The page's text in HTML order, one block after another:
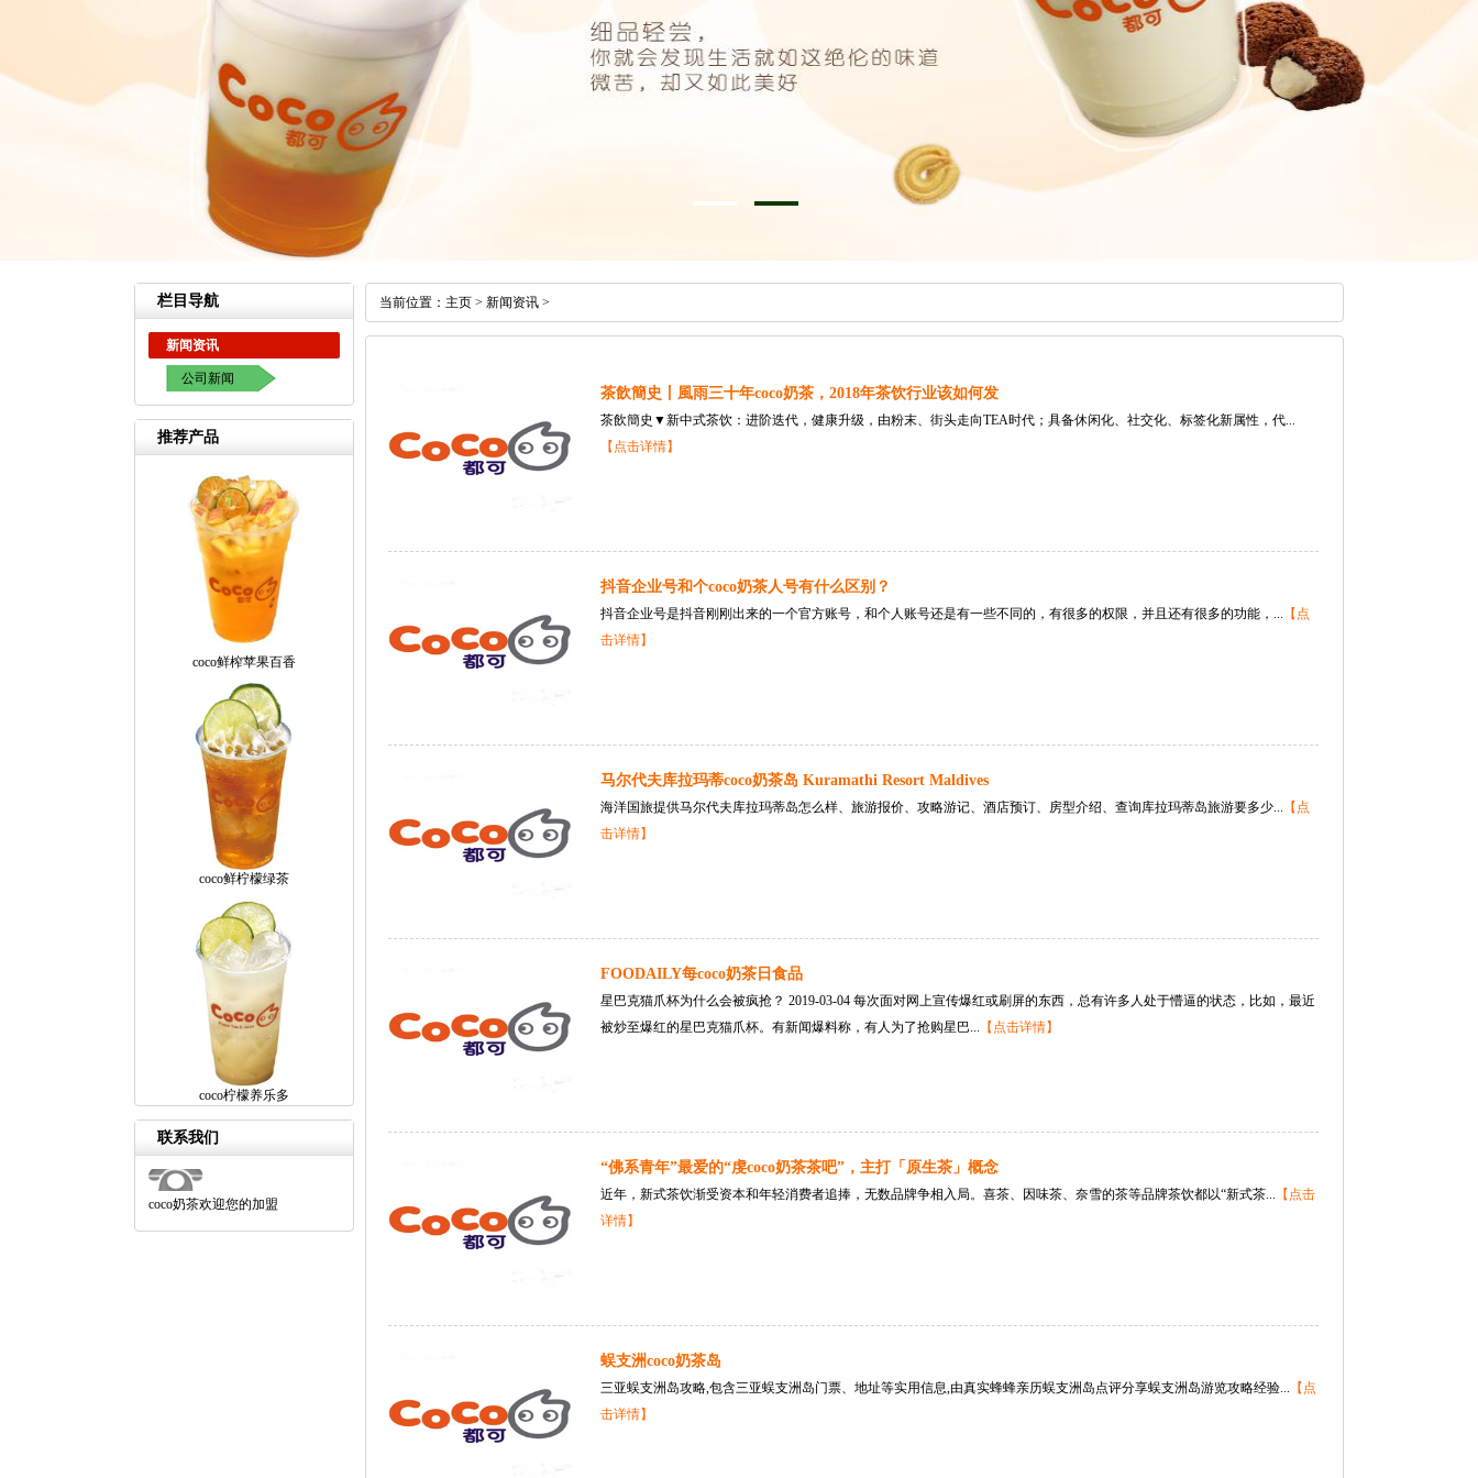
栏目导航
新闻资讯
公司新闻
推荐产品
coco鲜榨苹果百香
coco鲜柠檬绿茶
coco柠檬养乐多
联系我们
coco奶茶欢迎您的加盟
当前位置： 主页 > 新闻资讯 >
茶飲簡史丨風雨三十年coco奶茶，2018年茶饮行业该如何发
茶飲簡史▼新中式茶饮：进阶迭代，健康升级，由粉末、街头走向TEA时代；具备休闲化、社交化、标签化新属性，代...
【点击详情】
抖音企业号和个coco奶茶人号有什么区别？
抖音企业号是抖音刚刚出来的一个官方账号，和个人账号还是有一些不同的，有很多的权限，并且还有很多的功能，... 【点
击详情】
马尔代夫库拉玛蒂coco奶茶岛 Kuramathi Resort Maldives
海洋国旅提供马尔代夫库拉玛蒂岛怎么样、旅游报价、攻略游记、酒店预订、房型介绍、查询库拉玛蒂岛旅游要多少... 【点
击详情】
FOODAILY每coco奶茶日食品
星巴克猫爪杯为什么会被疯抢？ 2019-03-04 每次面对网上宣传爆红或刷屏的东西，总有许多人处于懵逼的状态，比如，最近
被炒至爆红的星巴克猫爪杯。有新闻爆料称，有人为了抢购星巴... 【点击详情】
“佛系青年”最爱的“虔coco奶茶茶吧”，主打「原生茶」概念
近年，新式茶饮渐受资本和年轻消费者追捧，无数品牌争相入局。喜茶、因味茶、奈雪的茶等品牌茶饮都以“新式茶... 【点击
详情】
蜈支洲coco奶茶岛
三亚蜈支洲岛攻略,包含三亚蜈支洲岛门票、地址等实用信息,由真实蜂蜂亲历蜈支洲岛点评分享蜈支洲岛游览攻略经验... 【点
击详情】